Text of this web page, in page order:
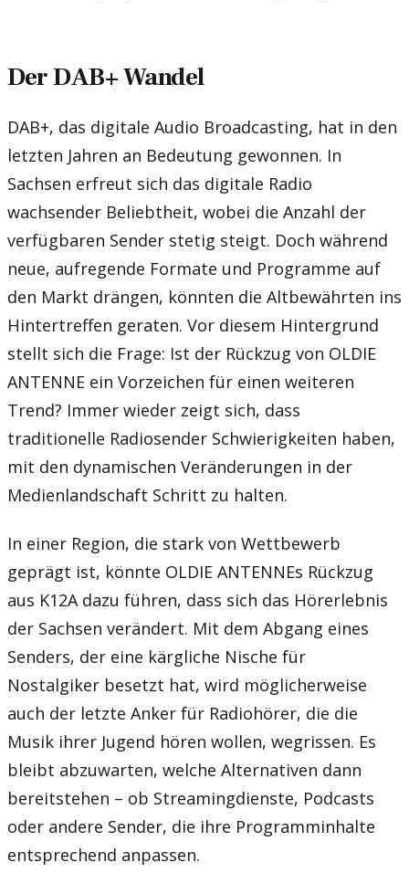
Der DAB+ Wandel
DAB+, das digitale Audio Broadcasting, hat in den
letzten Jahren an Bedeutung gewonnen. In
Sachsen erfreut sich das digitale Radio
wachsender Beliebtheit, wobei die Anzahl der
verfügbaren Sender stetig steigt. Doch während
neue, aufregende Formate und Programme auf
den Markt drängen, könnten die Altbewährten ins
Hintertreffen geraten. Vor diesem Hintergrund
stellt sich die Frage: Ist der Rückzug von OLDIE
ANTENNE ein Vorzeichen für einen weiteren
Trend? Immer wieder zeigt sich, dass
traditionelle Radiosender Schwierigkeiten haben,
mit den dynamischen Veränderungen in der
Medienlandschaft Schritt zu halten.
In einer Region, die stark von Wettbewerb
geprägt ist, könnte OLDIE ANTENNEs Rückzug
aus K12A dazu führen, dass sich das Hörerlebnis
der Sachsen verändert. Mit dem Abgang eines
Senders, der eine kärgliche Nische für
Nostalgiker besetzt hat, wird möglicherweise
auch der letzte Anker für Radiohörer, die die
Musik ihrer Jugend hören wollen, wegrissen. Es
bleibt abzuwarten, welche Alternativen dann
bereitstehen – ob Streamingdienste, Podcasts
oder andere Sender, die ihre Programminhalte
entsprechend anpassen.